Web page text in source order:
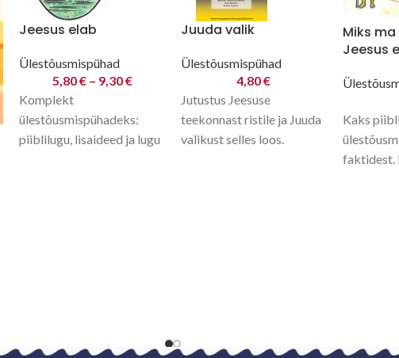
Jeesus elab
Ülestõusmispühad
5,80€ – 9,30€
Komplekt
ülestõusmispühadeks:
piiblilugu, lisaideed ja lugu
Juuda valik
Ülestõusmispühad
4,80€
Jutustus Jeesuse
teekonnast ristile ja Juuda
valikust selles loos.
Miks
Jeesus
Kaks
faktidest.